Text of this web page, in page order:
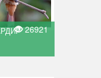
26921